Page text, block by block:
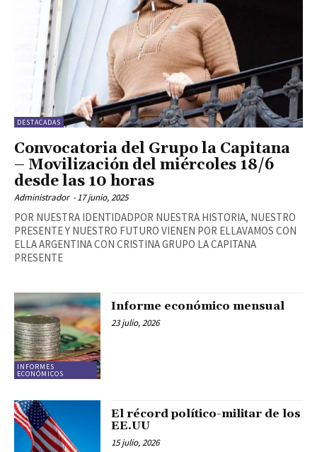
DESTACADAS
Convocatoria del Grupo la Capitana
– Movilización del miércoles 18/6
desde las 10 horas
Administrador -17 junio, 2025
POR NUESTRA IDENTIDADPOR NUESTRA HISTORIA, NUESTRO
PRESENTE Y NUESTRO FUTURO VIENEN POR ELLAVAMOS CON
ELLA ARGENTINA CON CRISTINA GRUPO LA CAPITANA
PRESENTE
INFORMES
ECONÓMICOS
Informe económico mensual
23 julio, 2026
El récord político-militar de los
EE.UU
15 julio, 2026